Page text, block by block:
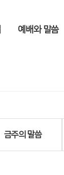
예배와 말씀
금주의 말씀